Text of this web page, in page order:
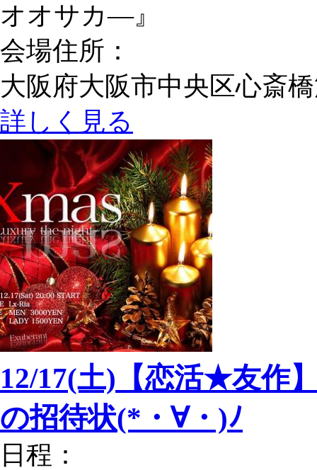
オオサカ―』
会場住所：
大阪府大阪市中央区心斎
詳しく見る
12/17(土)【恋活★友作
の招待状(*・∀・)ﾉ
日程：